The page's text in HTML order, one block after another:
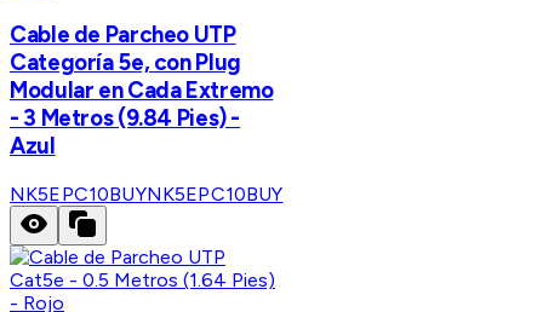
Cable de Parcheo UTP
Categoría 5e, con Plug
Modular en Cada Extremo
- 3 Metros (9.84 Pies) -
Azul
NK5EPC10BUYNK5EPC10BUY